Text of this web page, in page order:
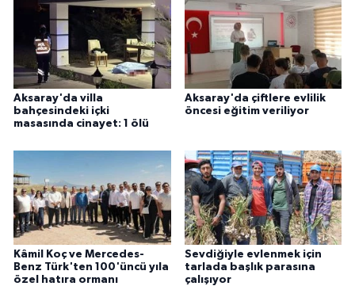
Aksaray'da villa
bahçesindeki içki
masasında cinayet: 1 ölü
Aksaray'da çiftlere evlilik
öncesi eğitim veriliyor
Kâmil Koç ve Mercedes-
Benz Türk'ten 100'üncü yıla
özel hatıra ormanı
Sevdiğiyle evlenmek için
tarlada başlık parasına
çalışıyor